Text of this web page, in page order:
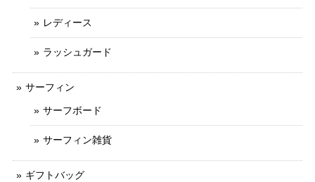
レディース
ラッシュガード
サーフィン
サーフボード
サーフィン雑貨
ギフトバッグ